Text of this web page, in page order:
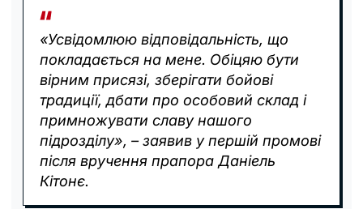
«Усвідомлюю відповідальність, що
покладається на мене. Обіцяю бути
вірним присязі, зберігати бойові
традиції, дбати про особовий склад і
примножувати славу нашого
підрозділу», – заявив у першій промові
після вручення прапора Даніель
Кітонє.